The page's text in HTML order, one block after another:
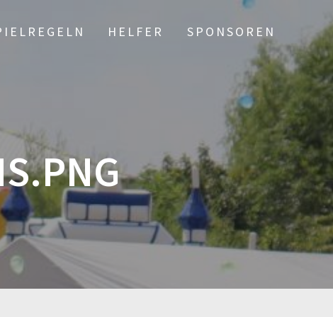
HELFER SPONSOREN